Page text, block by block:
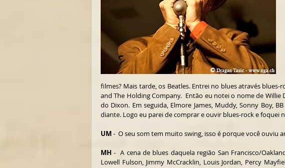
filmes? Mais tarde, os Beatles. Entrei no blues através
and The Holding Company.  Então eu notei o nome de
do Dixon. Em seguida, Elmore James, Muddy, Sonny Boy,
diante. Logo eu parei de comprar e ouvir blues-rock e foquei
UM -  O seu som tem muito swing, isso é porque você ouviu
MH -  A cena de blues daquela região San Francisco/
Lowell Fulson, Jimmy McCracklin, Louis Jordan, Percy